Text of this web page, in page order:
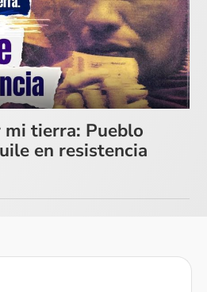
mi tierra: Pueblo
en resistencia